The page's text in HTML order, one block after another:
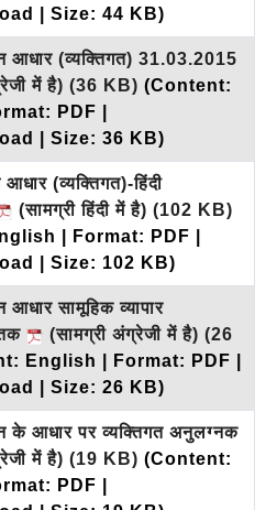
| Size: 44 KB)
आधार (व्यक्तिगत) 31.03.2015
में है) (36 KB) (Content:
PDF |
| Size: 36 KB)
(व्यक्तिगत)-हिंदी
(सामग्री हिंदी में है) (102 KB)
| Format: PDF |
| Size: 102 KB)
सामूहिक व्यापार
(सामग्री अंग्रेजी में है) (26
English | Format: PDF |
| Size: 26 KB)
के आधार पर व्यक्तिगत अनुलग्नक
में है) (19 KB) (Content:
PDF |